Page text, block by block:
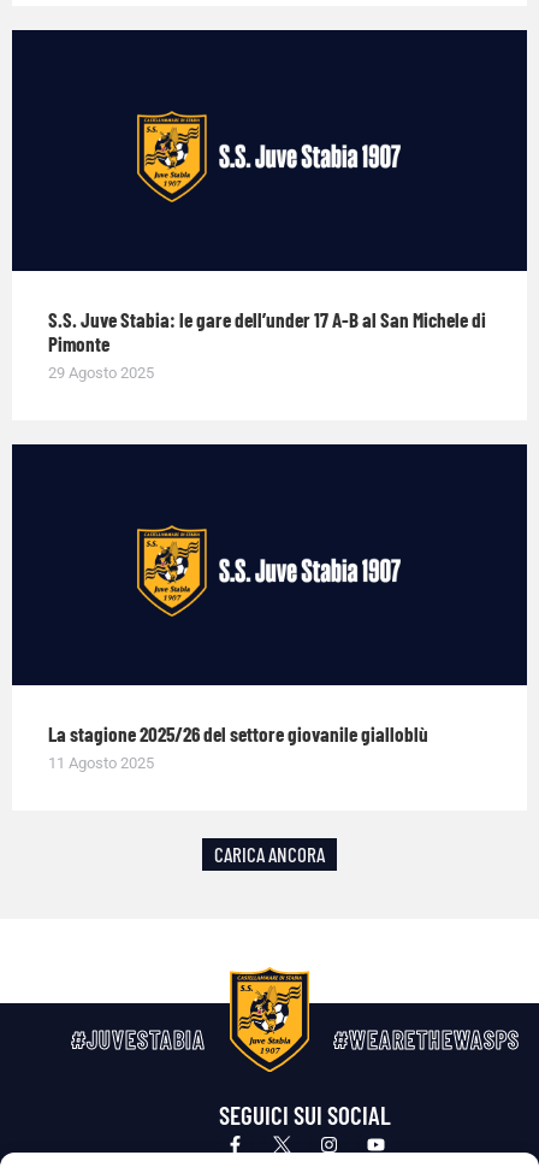
S.S. Juve Stabia: le gare dell’under 17 A-B al San Michele di
Pimonte
29 Agosto 2025
La stagione 2025/26 del settore giovanile gialloblù
11 Agosto 2025
CARICA ANCORA
#JUVESTABIA #WEARETHEWASPS
SEGUICI SUI SOCIAL